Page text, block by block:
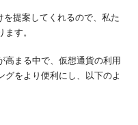
提案してくれるので、私た
す。
高まる中で、仮想通貨の利用
をより便利にし、以下のよ